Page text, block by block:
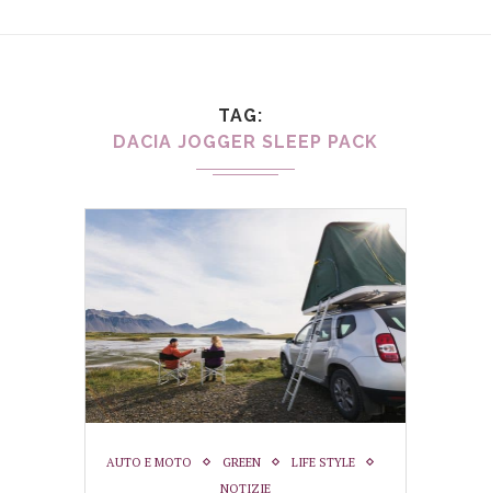
TAG
DACIA JOGGER SLEEP PACK
AUTO E MOTO GREEN
LIFE STYLE
NOTIZIE